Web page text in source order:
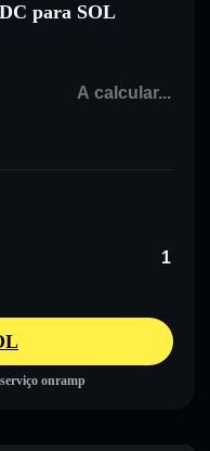
para SOL
onramp